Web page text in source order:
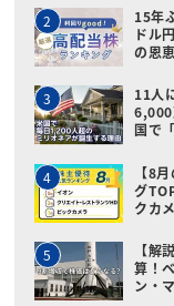
2
15年
ドル
の恩
3
11人
国で
4
【8
グ
クカ
5
【解
算！
ン・